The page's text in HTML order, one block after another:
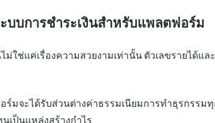
บบการชำระเงินสำหรับแพลตฟอร์ม
ม่ใช่แค่เรื่องความสวยงามเท่านั้น ตัวเลขรายได้แ
มจะได้รับส่วนต่างค่าธรรมเนียมการทำธุรกรรม
เป็นแหล่งสร้างกำไร